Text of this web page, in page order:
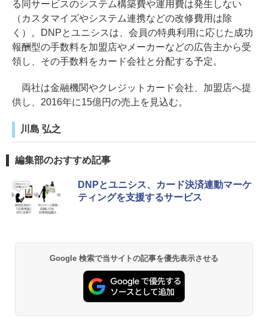
る同サービスのシステム構築費や運用費は発生しない
（カスタマイズやシステム連携などの改修費用は除
く）。DNPとユニシスは、会員の特典利用に応じた成功
報酬型の手数料を加盟店やメーカーなどの広告主から受
領し、その手数料をカード会社と分配する予定。
両社は金融機関やクレジットカード会社、加盟店へ提
供し、2016年に15億円の売上を見込む。
川島 弘之
編集部のおすすめ記事
DNPとユニシス、カード決済連動マーケ
ティングを支援するサービス
Google 検索で当サイトの記事を優先表示させる